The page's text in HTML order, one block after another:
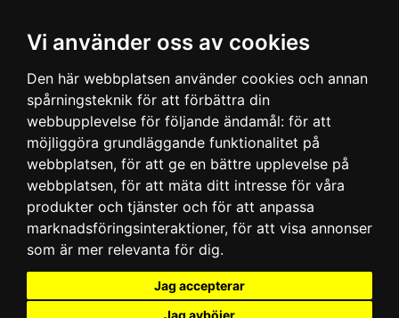
Vi använder oss av cookies
Den här webbplatsen använder cookies och annan
spårningsteknik för att förbättra din
webbupplevelse för följande ändamål: för att
möjliggöra grundläggande funktionalitet på
webbplatsen, för att ge en bättre upplevelse på
webbplatsen, för att mäta ditt intresse för våra
produkter och tjänster och för att anpassa
marknadsföringsinteraktioner, för att visa annonser
som är mer relevanta för dig.
Jag accepterar
Jag avböjer